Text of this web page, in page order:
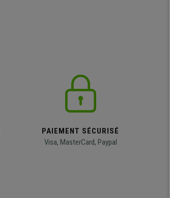
PAIEMENT SÉCURISÉ
Visa, MasterCard, Paypal